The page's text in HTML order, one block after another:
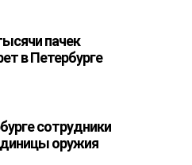
пачек
в Петербурге
сотрудники
оружия